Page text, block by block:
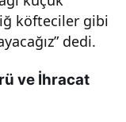
köfteciler gibi
dedi.
ve İhracat